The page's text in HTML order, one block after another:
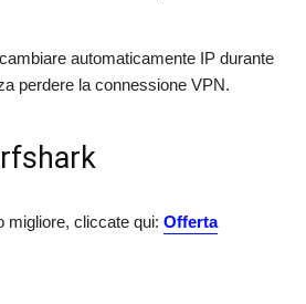
automaticamente IP durante
perdere la connessione VPN.
migliore, cliccate qui: Offerta